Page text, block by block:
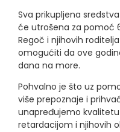
Sva prikupljena
će utrošena za pomoć
Regoč i njihovih
omogućiti da ove
dana na more.
Pohvalno je što uz
više prepoznaje i
unapređujemo
retardacijom i njihovih